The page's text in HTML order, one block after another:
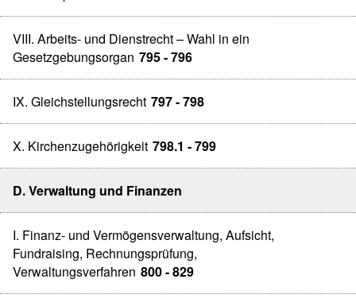
VIII. Arbeits- und Dienstrecht – Wahl in ein
Gesetzgebungsorgan 795 - 796
IX. Gleichstellungsrecht 797 - 798
X. Kirchenzugehörigkeit 798.1 - 799
D. Verwaltung und Finanzen
I. Finanz- und Vermögensverwaltung, Aufsicht,
Fundraising, Rechnungsprüfung,
Verwaltungsverfahren 800 - 829